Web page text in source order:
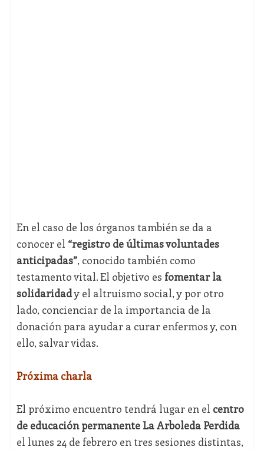
En el caso de los órganos también se da a
conocer el “registro de últimas voluntades
anticipadas”, conocido también como
testamento vital. El objetivo es fomentar la
solidaridady el altruismo social, y por otro
lado, concienciar de la importancia de la
donación para ayudar a curar enfermos y, con
ello, salvar vidas.
Próxima charla
El próximo encuentro tendrá lugar en el centro
de educación permanente La Arboleda Perdida
el lunes 24 de febrero en tres sesiones distintas,